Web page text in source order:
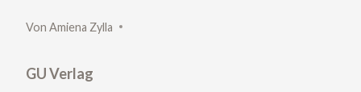
Von Amiena Zylla
GU Verlag